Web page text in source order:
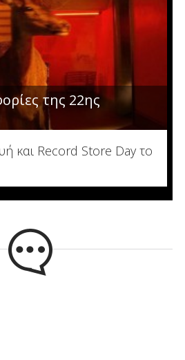
της 22ης
και Record Store Day το